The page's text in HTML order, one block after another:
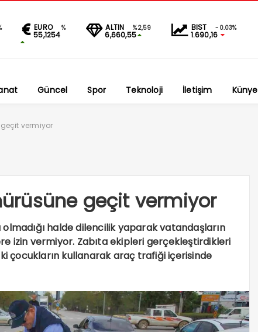
EURO %
55,1254
ALTIN %2,59
6,660,55
BIST -0.03%
1.690,16
Güncel Spor Teknoloji İletişim Künye
vermiyor
geçit vermiyor
halde dilencilik yaparak vatandaşların
izin vermiyor. Zabıta ekipleri gerçekleştirdikleri
çocukların kullanarak araç trafiği içerisinde